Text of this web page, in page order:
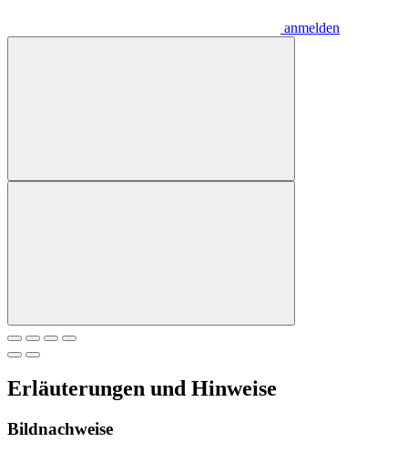
anmelden
Erläuterungen und Hinweise
Bildnachweise